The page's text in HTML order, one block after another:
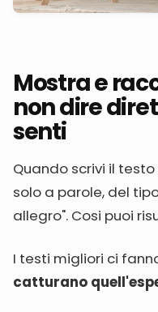
Mostra e
non dire
senti
Quando scrivi il
solo a parole, del
allegro". Cosi puoi
I testi migliori ci
catturano